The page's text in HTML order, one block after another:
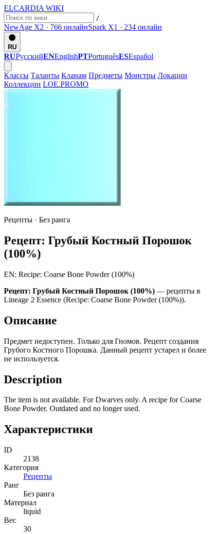
ELCARDIA WIKI
/
NewAge X2 · 766 онлайнSpark X1 · 234 онлайн
RU
RUРусскийENEnglishPTPortuguêsESEspañol
Классы Таланты Кланам Предметы Монстры Локации
Коллекции LOE.PROMO
Рецепты · Без ранга
Рецепт: Грубый Костный Порошок
(100%)
EN: Recipe: Coarse Bone Powder (100%)
Рецепт: Грубый Костный Порошок (100%) — рецепты в
Lineage 2 Essence (Recipe: Coarse Bone Powder (100%)).
Описание
Предмет недоступен. Только для Гномов. Рецепт создания
Грубого Костного Порошка. Данный рецепт устарел и более
не используется.
Description
The item is not available. For Dwarves only. A recipe for Coarse
Bone Powder. Outdated and no longer used.
Характеристики
ID
2138
Категория
Рецепты
Ранг
Без ранга
Материал
liquid
Вес
30